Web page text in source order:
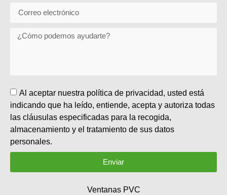
Al aceptar nuestra política de privacidad, usted está
indicando que ha leído, entiende, acepta y autoriza todas
las cláusulas especificadas para la recogida,
almacenamiento y el tratamiento de sus datos
personales.
Enviar
Ventanas PVC